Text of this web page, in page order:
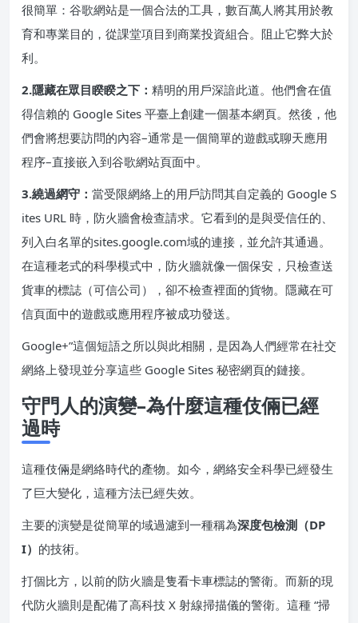
很簡單：谷歌網站是一個合法的工具，數百萬人將其用於教
育和專業目的，從課堂項目到商業投資組合。阻止它弊大於
利。
2.隱藏在眾目睽睽之下： 精明的用戶深諳此道。他們會在值
得信賴的 Google Sites 平臺上創建一個基本網頁。然後，他
們會將想要訪問的內容–通常是一個簡單的遊戲或聊天應用
程序–直接嵌入到谷歌網站頁面中。
3.繞過網守： 當受限網絡上的用戶訪問其自定義的 Google S
ites URL 時，防火牆會檢查請求。它看到的是與受信任的、
列入白名單的sites.google.com域的連接，並允許其通過。
在這種老式的科學模式中，防火牆就像一個保安，只檢查送
貨車的標誌（可信公司），卻不檢查裡面的貨物。隱藏在可
信頁面中的遊戲或應用程序被成功發送。
Google+”這個短語之所以與此相關，是因為人們經常在社交
網絡上發現並分享這些 Google Sites 秘密網頁的鏈接。
守門人的演變–為什麼這種伎倆已經
過時
這種伎倆是網絡時代的產物。如今，網絡安全科學已經發生
了巨大變化，這種方法已經失效。
主要的演變是從簡單的域過濾到一種稱為深度包檢測（DP
I） 的技術。
打個比方，以前的防火牆是隻看卡車標誌的警衛。而新的現
代防火牆則是配備了高科技 X 射線掃描儀的警衛。這種 “掃